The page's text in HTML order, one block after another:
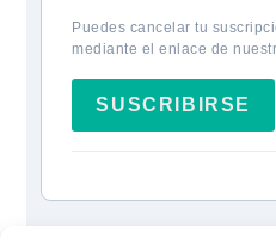
Puedes cancelar tu
mediante el enlace de
SUSCRIBIRSE